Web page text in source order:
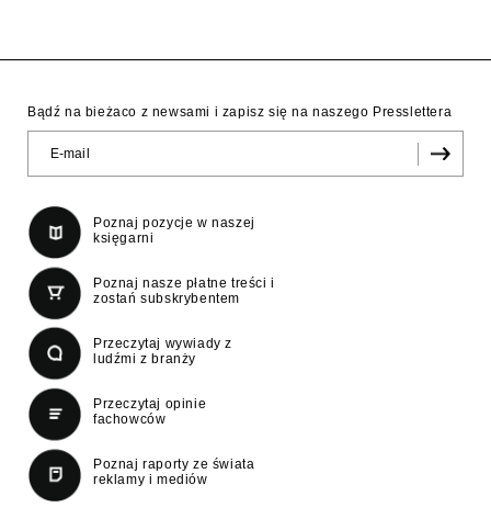
Bądź na bieżaco z newsami i zapisz się na naszego Presslettera
Poznaj pozycje w naszej
księgarni
Poznaj nasze płatne treści i
zostań subskrybentem
Przeczytaj wywiady z
ludźmi z branży
Przeczytaj opinie
fachowców
Poznaj raporty ze świata
reklamy i mediów